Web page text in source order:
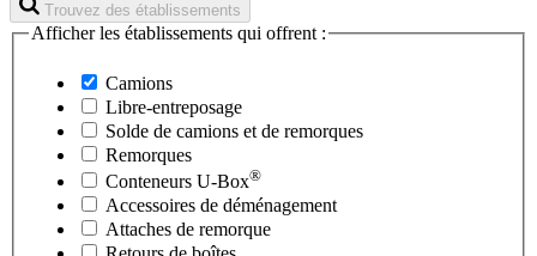
Trouvez des établissements
Afficher les établissements qui offrent :
Camions
Libre-entreposage
Solde de camions et de remorques
Remorques
Conteneurs U-Box®
Accessoires de déménagement
Attaches de remorque